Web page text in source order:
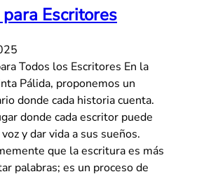
Escritores
Todos los Escritores En la
Pálida, proponemos un
donde cada historia cuenta.
donde cada escritor puede
y dar vida a sus sueños.
que la escritura es más
palabras; es un proceso de